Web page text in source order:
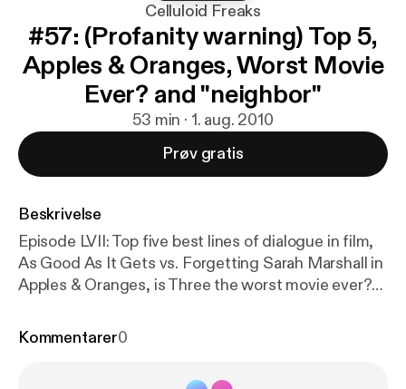
Celluloid Freaks
#57: (Profanity warning) Top 5,
Apples & Oranges, Worst Movie
Ever? and "neighbor"
53 min · 1. aug. 2010
Prøv gratis
Beskrivelse
Episode LVII: Top five best lines of dialogue in film,
As Good As It Gets vs. Forgetting Sarah Marshall in
Apples & Oranges, is Three the worst movie ever?
neighbor. Don't forget to buy NEIGHBOR on
Kommentarer0